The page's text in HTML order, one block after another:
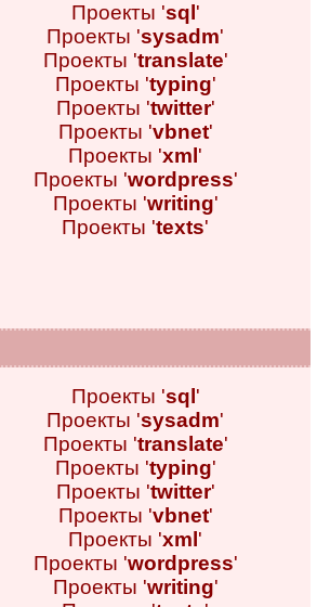
Проекты 'sql '
Проекты 'sysadm'
Проекты 'translate'
Проекты 'typing'
Проекты 'twitter'
Проекты 'vbnet'
Проекты 'xml '
Проекты 'wordpress'
Проекты 'writing'
Проекты 'texts'
Проекты 'sql '
Проекты 'sysadm'
Проекты 'translate'
Проекты 'typing'
Проекты 'twitter'
Проекты 'vbnet'
Проекты 'xml '
Проекты 'wordpress'
Проекты 'writing'